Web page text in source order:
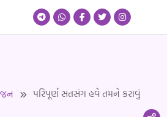
પરિપૂર્ણ સતસંગ હવે તમને કરાવું